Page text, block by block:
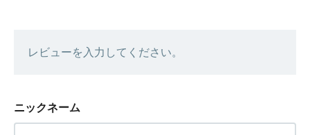
レビューを入力してください。
ニックネーム